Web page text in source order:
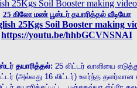
25 கிலோ மண் பூஸ்டர் தயாரித்தல் வீடியோ
25Kgs Soil Booster making
https://youtu.be/hhbGCVNSNAI
தயாரித்தல்: 25 லிட்டர் வாளியை
(அல்லது 16 லிட்டர்) உலர்ந்த